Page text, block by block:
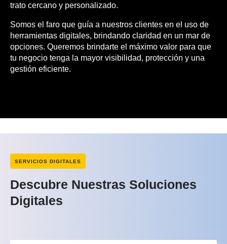
trato cercano y personalizado.
Somos el faro que guía a nuestros clientes en el uso de
herramientas digitales, brindando claridad en un mar de
opciones. Queremos brindarte el máximo valor para que
tu negocio tenga la mayor visibilidad, protección y una
gestión eficiente.
SERVICIOS DIGITALES
Descubre Nuestras Soluciones
Digitales